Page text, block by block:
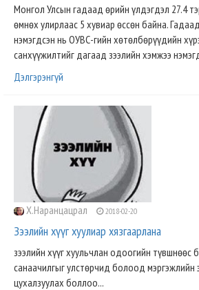
Монгол Улсын гадаад өрийн үлдэгдэл 27.4
өмнөх улирлаас 5 хувиар өссөн байна.
нэмэгдсэн нь ОУВС-гийн хөтөлбөрүүдийн
санхүүжилтийг дагаад зээлийн хэмжээ
Дэлгэрэнгүй
Х.Наранцацрал 2018-02-20
Зээлийн хүүг хуулиар хязгаарлана
зээлийн хүүг хуульчлан одоогийн түвшнөөс
санаачилгыг улстөрчид болоод мэргэжлийн
цухалзуулах боллоо...